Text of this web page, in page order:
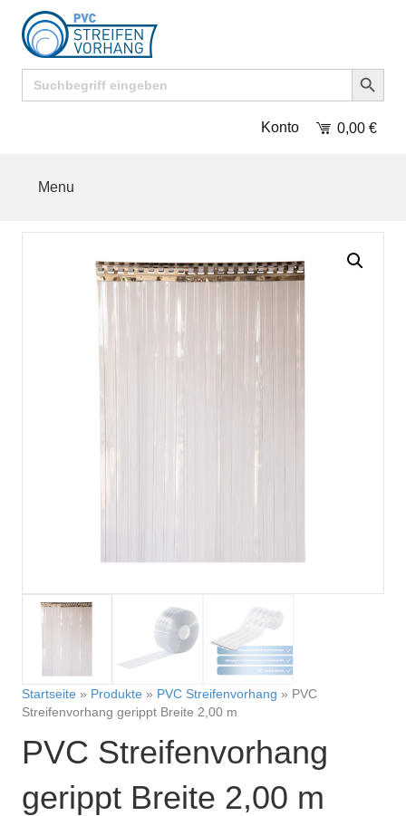
Search
for:
Search Button
Konto 0,00 €
Menu
Startseite » Produkte » PVC Streifenvorhang » PVC
Streifenvorhang gerippt Breite 2,00 m
PVC Streifenvorhang
gerippt Breite 2,00 m